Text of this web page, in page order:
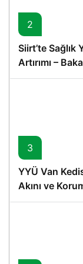
2
Siirt’te Sağlık
Artırımı –
3
YYÜ Van
Akını ve